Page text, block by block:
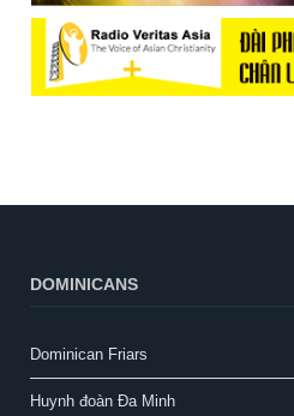
DOMINICANS
Dominican Friars
Huynh đoàn Đa Minh